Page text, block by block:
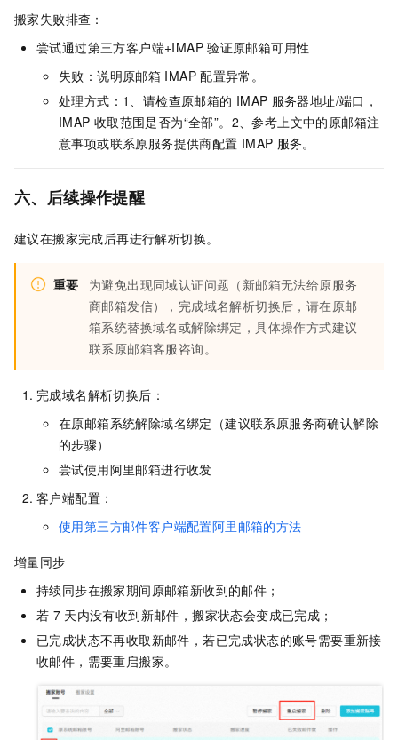
搬家失败排查：
尝试通过第三方客户端+IMAP 验证原邮箱可用性
失败：说明原邮箱 IMAP 配置异常。
处理方式：1、请检查原邮箱的 IMAP 服务器地址/端口，
IMAP 收取范围是否为“全部”。2、参考上文中的原邮箱注
意事项或联系原服务提供商配置 IMAP 服务。
六、后续操作提醒
建议在搬家完成后再进行解析切换。
重要
为避免出现同域认证问题（新邮箱无法给原服务
商邮箱发信），完成域名解析切换后，请在原邮
箱系统替换域名或解除绑定，具体操作方式建议
联系原邮箱客服咨询。
完成域名解析切换后：
在原邮箱系统解除域名绑定（建议联系原服务商确认解除
的步骤）
尝试使用阿里邮箱进行收发
客户端配置：
使用第三方邮件客户端配置阿里邮箱的方法
增量同步
持续同步在搬家期间原邮箱新收到的邮件；
若 7 天内没有收到新邮件，搬家状态会变成已完成；
已完成状态不再收取新邮件，若已完成状态的账号需要重新接
收邮件，需要重启搬家。